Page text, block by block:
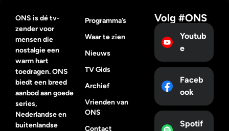
ONS is dé tv-
zender voor
mensen die
nostalgie een
warm hart
toedragen. ONS
biedt een breed
aanbod aan goede
series,
Nederlandse en
buitenlandse
Programma’s
Waar te zien
Nieuws
TV Gids
Archief
Vrienden van
ONS
Contact
Volg #ONS
Youtub
e
Faceb
ook
Spotif